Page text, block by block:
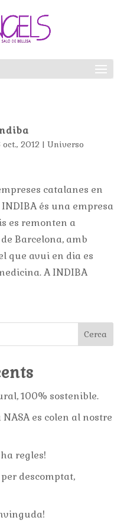
oct., 2012| Universo
catalanes en
és una empresa
es remonten a
Barcelona, amb
que avui en dia es
A INDIBA
Cerca
100% sostenible.
es colen al nostre
regles!
descomptat,